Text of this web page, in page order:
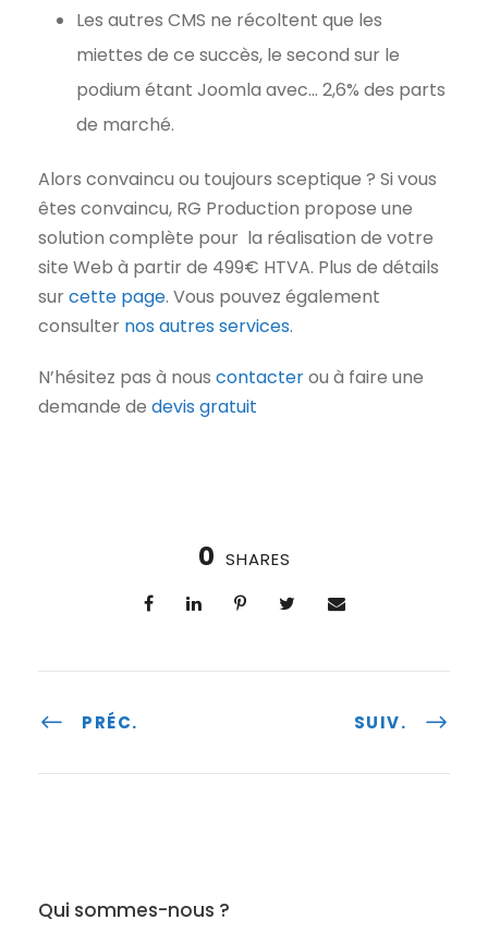
Les autres CMS ne récoltent que les
miettes de ce succès, le second sur le
podium étant Joomla avec… 2,6% des parts
de marché.
Alors convaincu ou toujours sceptique ? Si vous
êtes convaincu, RG Production propose une
solution complète pour la réalisation de votre
site Web à partir de 499€ HTVA. Plus de détails
surcette page. Vous pouvez également
consulter nos autres services.
N’hésitez pas à nous contacterou à faire une
demande de devis gratuit
0 SHARES
PRÉC. SUIV.
Qui sommes-nous ?